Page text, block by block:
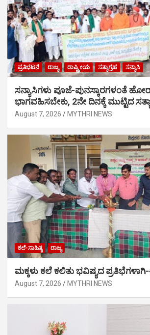
ಪ್ರತಿಭಟನೆ ರಾಜ್ಯ ರಾಷ್ಟ್ರೀಯ ಸತ್ಯಾಗ್ರಹ ಸನ್ಯಾಸಿ
ಸನ್ಯಾಸಿಗಳು ಪೂಜೆ-ಪುನಸ್ಕಾರಗಳಂತೆ
ಭಾಗವಹಿಸಬೇಕು, 2ನೇ ದಿನಕ್ಕೆ ಮುಟ್ಟಿದ
August 7, 2026 MYTHRI NEWS
ಕಲೆ-ಸಾಹಿತ್ಯ ರಾಜ್ಯ
ಮಕ್ಕಳು ಕಲೆ ಕಲಿತು ಭವಿಷ್ಯದ
August 7, 2026 MYTHRI NEWS